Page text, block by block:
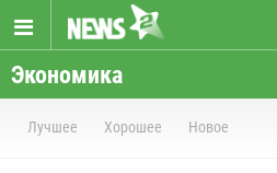
Экономика
Лучшее Хорошее Новое